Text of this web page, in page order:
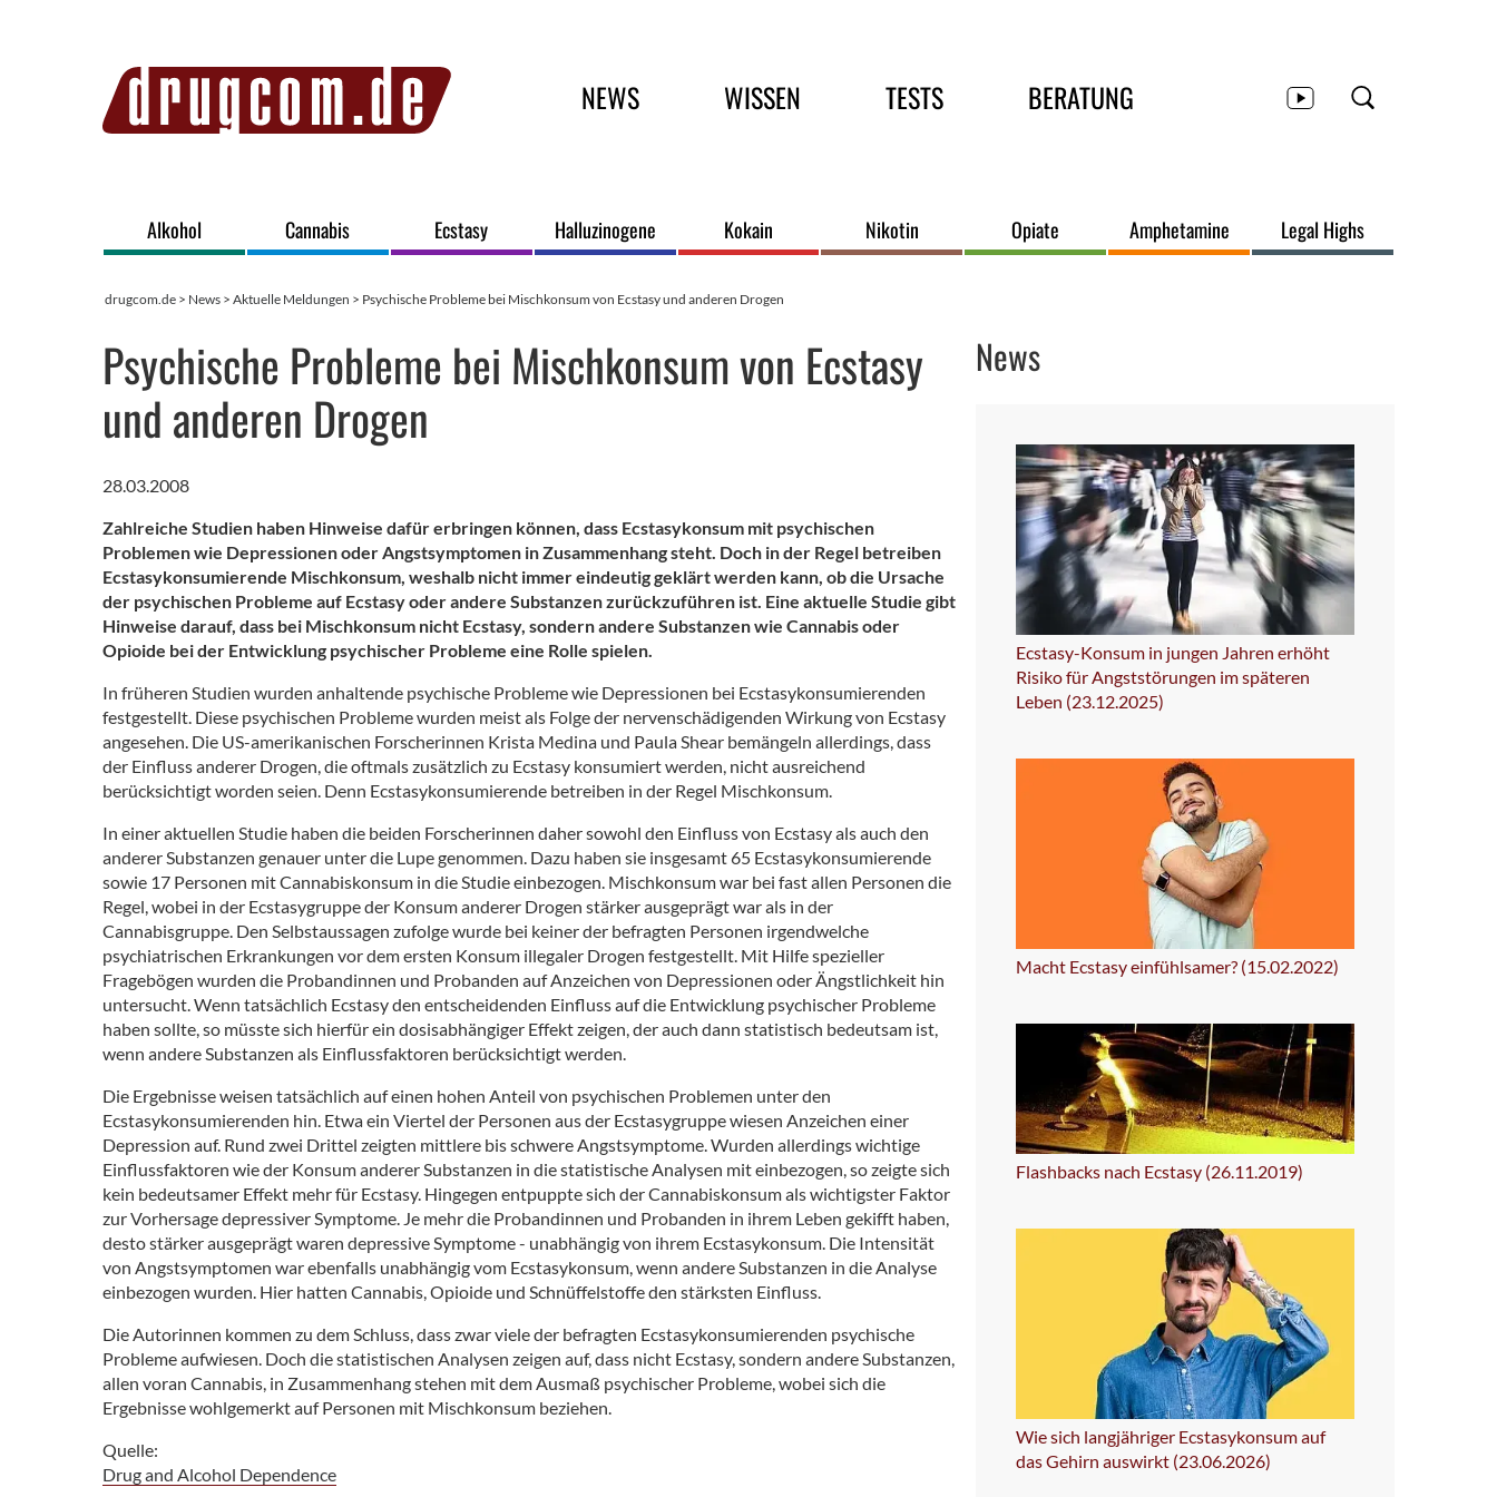
Hauptmenü
NEWS WISSEN TESTS BERATUNG
Alkohol Cannabis Ecstasy Halluzinogene Kokain Nikotin Opiate Amphetamine Legal Highs
drugcom.de > News > Aktuelle Meldungen > Psychische Probleme bei Mischkonsum von Ecstasy und anderen Drogen
Psychische Probleme bei Mischkonsum von Ecstasy
und anderen Drogen
28.03.2008
Zahlreiche Studien haben Hinweise dafür erbringen können, dass Ecstasykonsum mit psychischen
Problemen wie Depressionen oder Angstsymptomen in Zusammenhang steht. Doch in der Regel betreiben
Ecstasykonsumierende Mischkonsum, weshalb nicht immer eindeutig geklärt werden kann, ob die Ursache
der psychischen Probleme auf Ecstasy oder andere Substanzen zurückzuführen ist. Eine aktuelle Studie gibt
Hinweise darauf, dass bei Mischkonsum nicht Ecstasy, sondern andere Substanzen wie Cannabis oder
Opioide bei der Entwicklung psychischer Probleme eine Rolle spielen.
In früheren Studien wurden anhaltende psychische Probleme wie Depressionen bei Ecstasykonsumierenden
festgestellt. Diese psychischen Probleme wurden meist als Folge der nervenschädigenden Wirkung von Ecstasy
angesehen. Die US-amerikanischen Forscherinnen Krista Medina und Paula Shear bemängeln allerdings, dass
der Einfluss anderer Drogen, die oftmals zusätzlich zu Ecstasy konsumiert werden, nicht ausreichend
berücksichtigt worden seien. Denn Ecstasykonsumierende betreiben in der Regel Mischkonsum.
In einer aktuellen Studie haben die beiden Forscherinnen daher sowohl den Einfluss von Ecstasy als auch den
anderer Substanzen genauer unter die Lupe genommen. Dazu haben sie insgesamt 65 Ecstasykonsumierende
sowie 17 Personen mit Cannabiskonsum in die Studie einbezogen. Mischkonsum war bei fast allen Personen die
Regel, wobei in der Ecstasygruppe der Konsum anderer Drogen stärker ausgeprägt war als in der
Cannabisgruppe. Den Selbstaussagen zufolge wurde bei keiner der befragten Personen irgendwelche
psychiatrischen Erkrankungen vor dem ersten Konsum illegaler Drogen festgestellt. Mit Hilfe spezieller
Fragebögen wurden die Probandinnen und Probanden auf Anzeichen von Depressionen oder Ängstlichkeit hin
untersucht. Wenn tatsächlich Ecstasy den entscheidenden Einfluss auf die Entwicklung psychischer Probleme
haben sollte, so müsste sich hierfür ein dosisabhängiger Effekt zeigen, der auch dann statistisch bedeutsam ist,
wenn andere Substanzen als Einflussfaktoren berücksichtigt werden.
Die Ergebnisse weisen tatsächlich auf einen hohen Anteil von psychischen Problemen unter den
Ecstasykonsumierenden hin. Etwa ein Viertel der Personen aus der Ecstasygruppe wiesen Anzeichen einer
Depression auf. Rund zwei Drittel zeigten mittlere bis schwere Angstsymptome. Wurden allerdings wichtige
Einflussfaktoren wie der Konsum anderer Substanzen in die statistische Analysen mit einbezogen, so zeigte sich
kein bedeutsamer Effekt mehr für Ecstasy. Hingegen entpuppte sich der Cannabiskonsum als wichtigster Faktor
zur Vorhersage depressiver Symptome. Je mehr die Probandinnen und Probanden in ihrem Leben gekifft haben,
desto stärker ausgeprägt waren depressive Symptome - unabhängig von ihrem Ecstasykonsum. Die Intensität
von Angstsymptomen war ebenfalls unabhängig vom Ecstasykonsum, wenn andere Substanzen in die Analyse
einbezogen wurden. Hier hatten Cannabis, Opioide und Schnüffelstoffe den stärksten Einfluss.
Die Autorinnen kommen zu dem Schluss, dass zwar viele der befragten Ecstasykonsumierenden psychische
Probleme aufwiesen. Doch die statistischen Analysen zeigen auf, dass nicht Ecstasy, sondern andere Substanzen,
allen voran Cannabis, in Zusammenhang stehen mit dem Ausmaß psychischer Probleme, wobei sich die
Ergebnisse wohlgemerkt auf Personen mit Mischkonsum beziehen.
Quelle:
Drug and Alcohol Dependence
News
Ecstasy-Konsum in jungen Jahren erhöht
Risiko für Angststörungen im späteren
Leben (23.12.2025)
Macht Ecstasy einfühlsamer? (15.02.2022)
Flashbacks nach Ecstasy (26.11.2019)
Wie sich langjähriger Ecstasykonsum auf
das Gehirn auswirkt (23.06.2026)